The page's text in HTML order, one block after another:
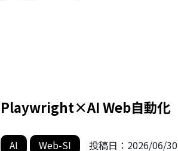
Playwright×AI Web自動化
AI Web-SI 投稿日： 2026/06/30